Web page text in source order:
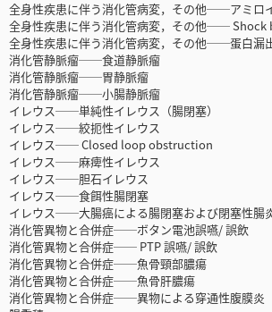
全身性疾患に伴う消化管病変，その他──アミロ
全身性疾患に伴う消化管病変，その他── Shock
全身性疾患に伴う消化管病変，その他──蛋白漏
消化管静脈瘤──食道静脈瘤
消化管静脈瘤──胃静脈瘤
消化管静脈瘤──小腸静脈瘤
イレウス──単純性イレウス（腸閉塞）
イレウス──絞扼性イレウス
イレウス── Closed loop obstruction
イレウス──麻痺性イレウス
イレウス──胆石イレウス
イレウス──食餌性腸閉塞
イレウス──大腸癌による腸閉塞および閉塞性腸
消化管異物と合併症──ボタン電池誤嚥/ 誤飲
消化管異物と合併症── PTP 誤嚥/ 誤飲
消化管異物と合併症──魚骨頸部膿瘍
消化管異物と合併症──魚骨肝膿瘍
消化管異物と合併症──異物による穿通性腹膜炎